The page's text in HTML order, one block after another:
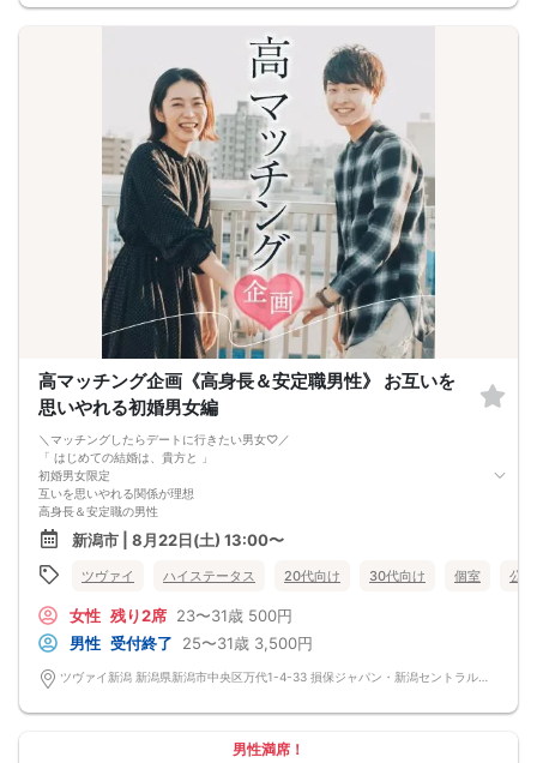
高マッチング企画《高身長＆安定職男性》 お互いを
思いやれる初婚男女編
＼マッチングしたらデートに行きたい男女♡／
「 はじめての結婚は、貴方と 」
初婚男女限定
互いを思いやれる関係が理想
高身長＆安定職の男性
家事は協力制
育児に率先して参加したい
子供とたくさん遊びたい
感謝の気持ちを伝えられる
楽しくて笑顔の絶えない日常を＆hellip＆＆♡
結婚を考えられる
将来を見据えた出会いがここに！
新潟市 | 8月22日(土) 13:00〜
ツヴァイ ハイステータス 20代向け 30代向け 個室 公
女性 残り2席 23〜31歳 500円
男性 受付終了 25〜31歳 3,500円
ツヴァイ新潟 新潟県新潟市中央区万代1-4-33 損保ジャパン・新潟セントラルビル3階『ツヴァイ会場』
男性満席！